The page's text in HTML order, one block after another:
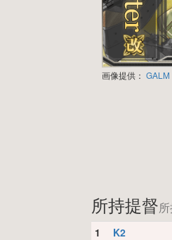
画像提供： GALM
所持提督
1 K2